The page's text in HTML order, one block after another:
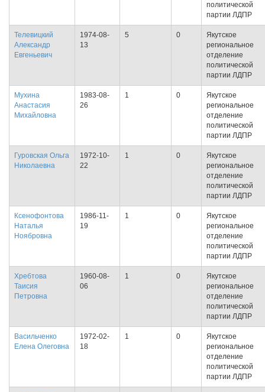
политической
партии ЛДПР
Телевицкий
Александр
Евгеньевич
1974-08-
13
5 0
Якутское
региональное
отделение
политической
партии ЛДПР
Мухина
Анастасия
Михайловна
1983-08-
26
1 0
Якутское
региональное
отделение
политической
партии ЛДПР
Гуровская Ольга
Николаевна
1972-10-
22
1 0
Якутское
региональное
отделение
политической
партии ЛДПР
Ксенофонтова
Наталья
Ноябровна
1986-11-
19
1 0
Якутское
региональное
отделение
политической
партии ЛДПР
Хребтова
Таисия
Петровна
1960-08-
06
1 0
Якутское
региональное
отделение
политической
партии ЛДПР
Васильченко
Елена Олеговна
1972-02-
18
1 0
Якутское
региональное
отделение
политической
партии ЛДПР